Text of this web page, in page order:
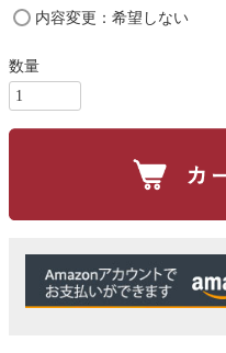
必
内容変更：希望しない